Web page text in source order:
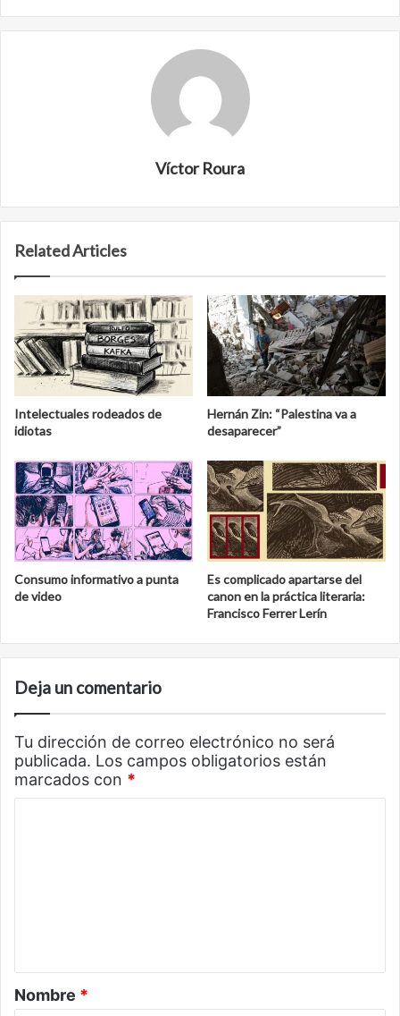
Víctor Roura
Related Articles
Intelectuales rodeados de
idiotas
Hernán Zin: “Palestina va a
desaparecer”
Consumo informativo a punta
de video
Es complicado apartarse del
canon en la práctica literaria:
Francisco Ferrer Lerín
Deja un comentario
Tu dirección de correo electrónico no será
publicada. Los campos obligatorios están
marcados con *
a
r
Nombre *